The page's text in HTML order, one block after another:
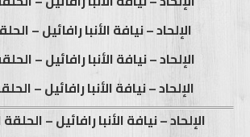
الإلحاد – نيافة الأنبا رافائيل –
الإلحاد – نيافة الأنبا رافائيل –
الإلحاد – نيافة الأنبا رافائيل –
الإلحاد – نيافة الأنبا رافائيل –